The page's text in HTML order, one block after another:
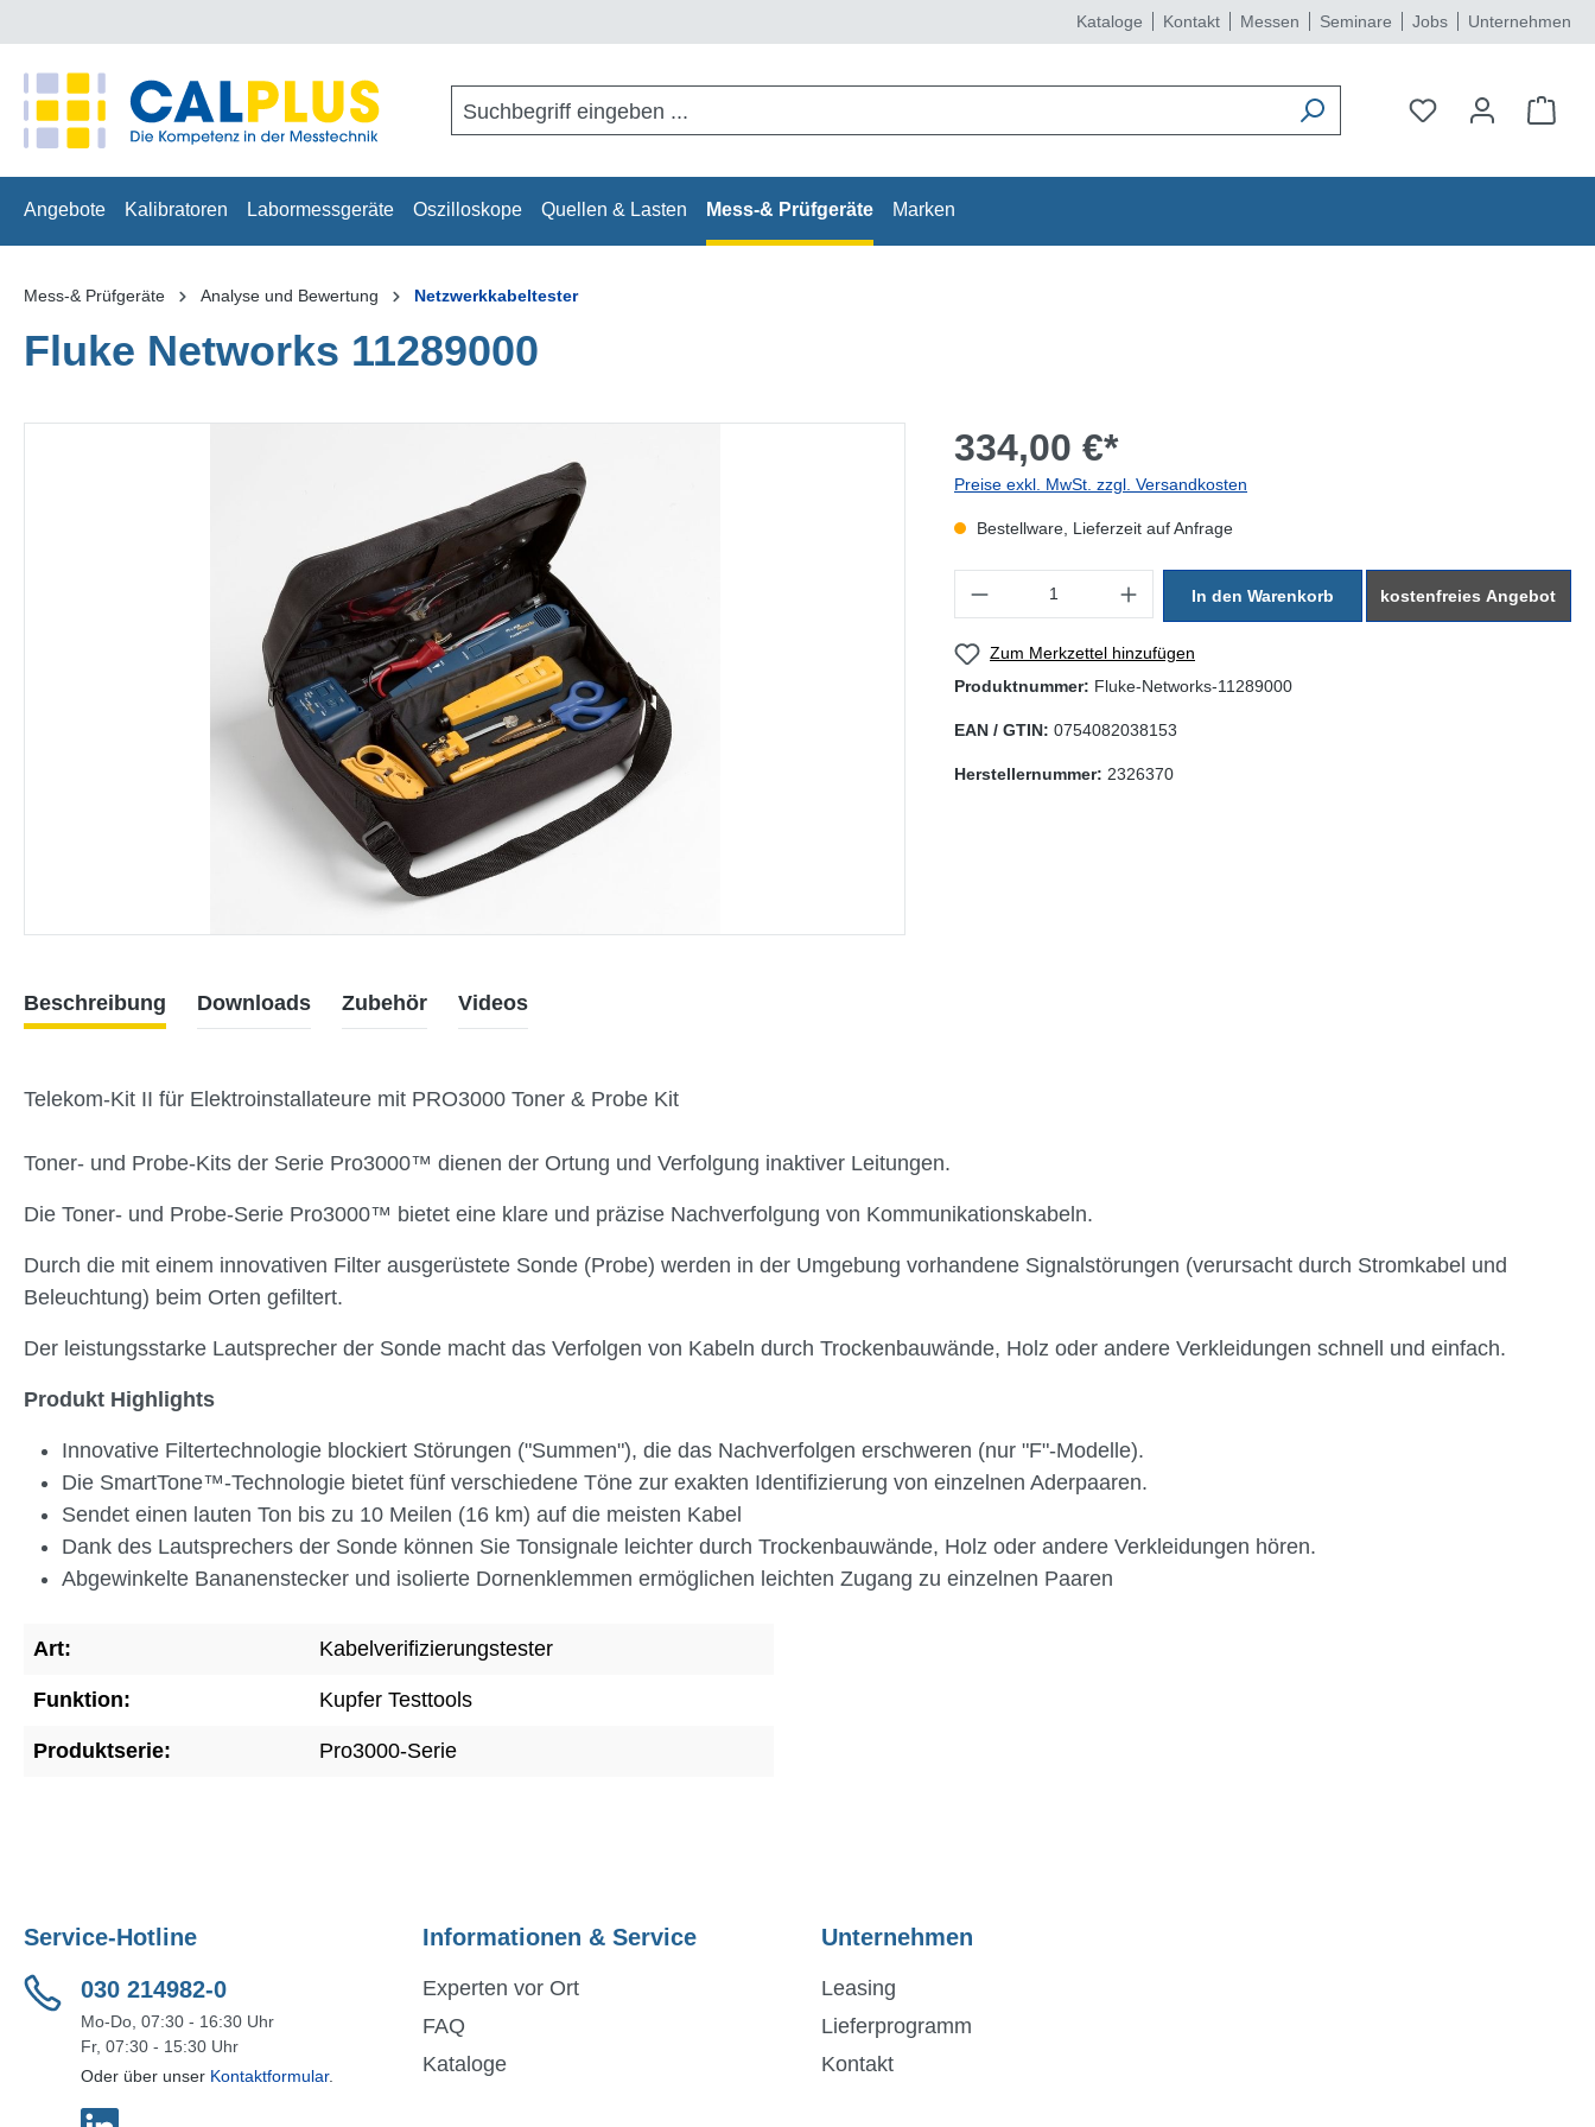
Kataloge Kontakt Messen Seminare Jobs Unternehmen
Angebote Kalibratoren Labormessgeräte Oszilloskope Quellen & Lasten Mess-& Prüfgeräte Marken
Mess-& Prüfgeräte Analyse und Bewertung Netzwerkkabeltester
Fluke Networks 11289000
334,00 €*
Preise exkl. MwSt. zzgl. Versandkosten
Bestellware, Lieferzeit auf Anfrage
In den Warenkorb
kostenfreies Angebot
Zum Merkzettel hinzufügen
Produktnummer: Fluke-Networks-11289000
EAN / GTIN: 0754082038153
Herstellernummer: 2326370
Beschreibung Downloads Zubehör Videos
Telekom-Kit II für Elektroinstallateure mit PRO3000 Toner & Probe Kit
Toner- und Probe-Kits der Serie Pro3000™ dienen der Ortung und Verfolgung inaktiver Leitungen.
Die Toner- und Probe-Serie Pro3000™ bietet eine klare und präzise Nachverfolgung von Kommunikationskabeln.
Durch die mit einem innovativen Filter ausgerüstete Sonde (Probe) werden in der Umgebung vorhandene Signalstörungen (verursacht durch Stromkabel und
Beleuchtung) beim Orten gefiltert.
Der leistungsstarke Lautsprecher der Sonde macht das Verfolgen von Kabeln durch Trockenbauwände, Holz oder andere Verkleidungen schnell und einfach.
Produkt Highlights
Innovative Filtertechnologie blockiert Störungen ("Summen"), die das Nachverfolgen erschweren (nur "F"-Modelle).
Die SmartTone™-Technologie bietet fünf verschiedene Töne zur exakten Identifizierung von einzelnen Aderpaaren.
Sendet einen lauten Ton bis zu 10 Meilen (16 km) auf die meisten Kabel
Dank des Lautsprechers der Sonde können Sie Tonsignale leichter durch Trockenbauwände, Holz oder andere Verkleidungen hören.
Abgewinkelte Bananenstecker und isolierte Dornenklemmen ermöglichen leichten Zugang zu einzelnen Paaren
Art: Kabelverifizierungstester
Funktion: Kupfer Testtools
Produktserie: Pro3000-Serie
Service-Hotline
030 214982-0
Mo-Do, 07:30 - 16:30 Uhr
Fr, 07:30 - 15:30 Uhr
Oder über unser Kontaktformular.
Informationen & Service
Experten vor Ort
FAQ
Kataloge
Unternehmen
Leasing
Lieferprogramm
Kontakt